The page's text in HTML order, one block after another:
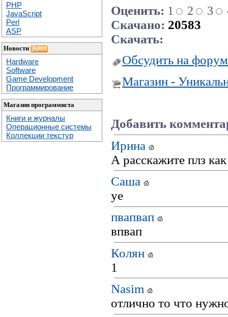
PHP
JavaScript
Perl
ASP
Новости
Hardware
Software
Game Development
Программирование
Магазин программиста
Книги и журналы
Операционные системы
Коллекции текстур
Оценить: 1 2 3
Скачано: 20583
Скачать:
Обсудить на
Магазин -
Добавить
Ирина
А расскажите плз
Саша
ye
пвапвап
впвап
Колян
1
Nasim
отлично то что